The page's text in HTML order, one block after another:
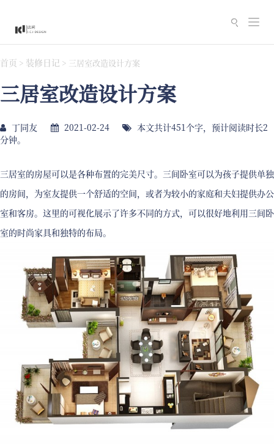
切
换
首页 > 装修日记 > 三居室改造设计方案
三居室改造设计方案
丁同友 2021-02-24
本文共计451个字，预计阅读时长2
分钟。
三居室的房屋可以是各种布置的完美尺寸。三间卧室可以为孩子提供单独
的房间，为室友提供一个舒适的空间，或者为较小的家庭和夫妇提供办公
室和客房。这里的可视化展示了许多不同的方式，可以很好地利用三间卧
室的时尚家具和独特的布局。